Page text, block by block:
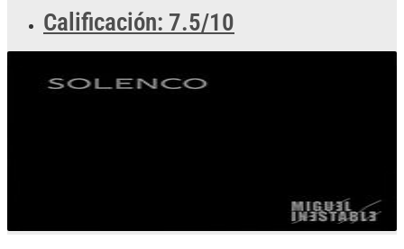
Calificación: 7.5/10